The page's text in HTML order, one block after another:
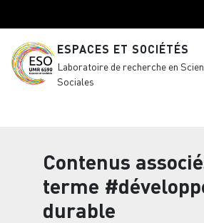
ESPACES ET SOCIÉTÉS
Laboratoire de recherche en
Sociales
Contenus
terme
durable